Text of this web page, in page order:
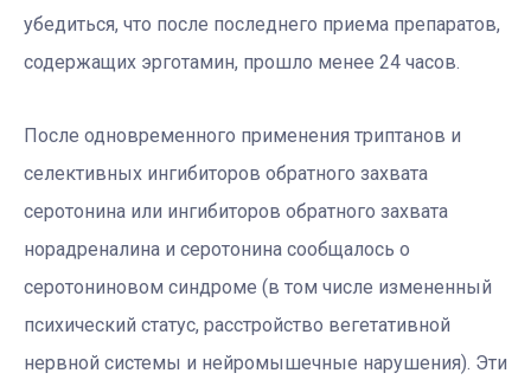
убедиться, что после последнего приема препаратов,
содержащих эрготамин, прошло менее 24 часов.
После одновременного применения триптанов и
селективных ингибиторов обратного захвата
серотонина или ингибиторов обратного захвата
норадреналина и серотонина сообщалось о
серотониновом синдроме (в том числе измененный
психический статус, расстройство вегетативной
нервной системы и нейромышечные нарушения). Эти